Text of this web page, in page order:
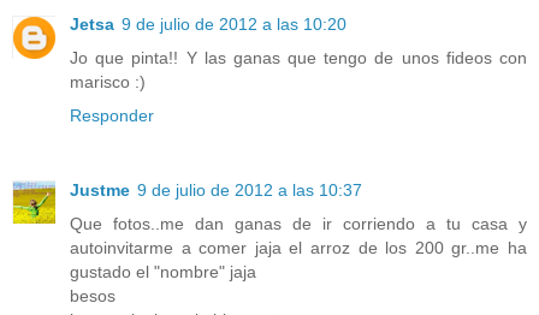
Jetsa 9 de julio de 2012 a las 10:20
Jo que pinta!! Y las ganas que tengo de unos fideos con
marisco :)
Responder
Justme 9 de julio de 2012 a las 10:37
Que fotos..me dan ganas de ir corriendo a tu casa y
autoinvitarme a comer jaja el arroz de los 200 gr..me ha
gustado el "nombre" jaja
besos